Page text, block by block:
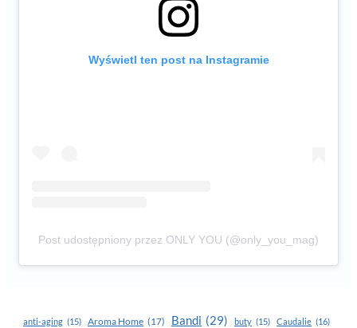
Wyświetl ten post na Instagramie
Post udostępniony przez ONLY YOU (@only_you_mag)
anti-aging (15) Aroma Home (17) Bandi (29) buty (15) Caudalie (16)